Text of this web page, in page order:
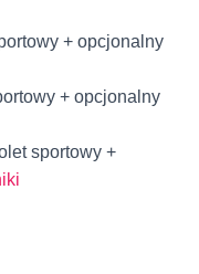
+ opcjonalny
+ opcjonalny
sportowy +